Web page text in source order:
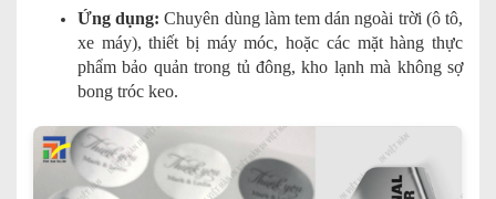
Ứng dụng: Chuyên dùng làm tem dán ngoài trời (ô tô,
xe máy), thiết bị máy móc, hoặc các mặt hàng thực
phẩm bảo quản trong tủ đông, kho lạnh mà không sợ
bong tróc keo.